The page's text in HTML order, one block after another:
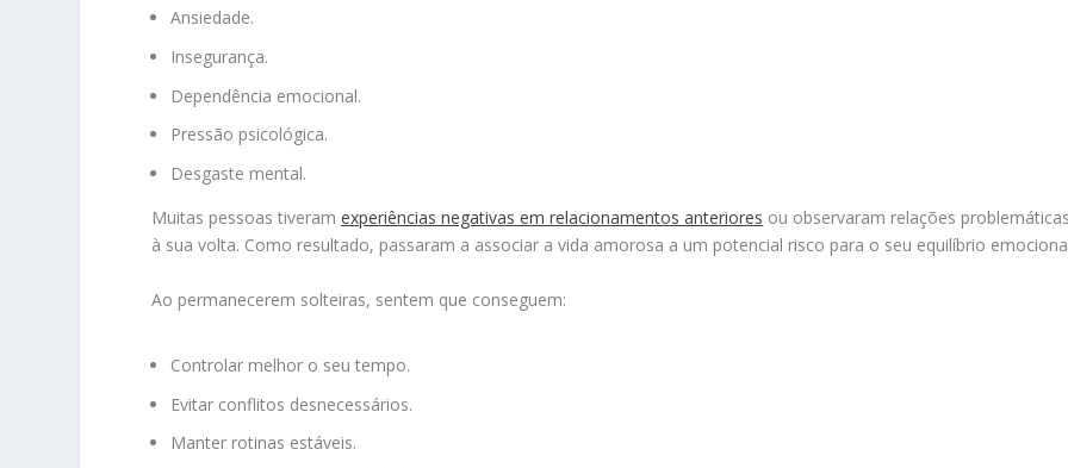
Ansiedade.
Insegurança.
Dependência emocional.
Pressão psicológica.
Desgaste mental.
Muitas pessoas tiveramexperiências negativas em relacionamentos anteriores ou observaram relações
à sua volta. Como resultado, passaram a associar a vida amorosa a um potencial risco para o seu equilíbrio
Ao permanecerem solteiras, sentem que conseguem:
Controlar melhor o seu tempo.
Evitar conflitos desnecessários.
Manter rotinas estáveis.